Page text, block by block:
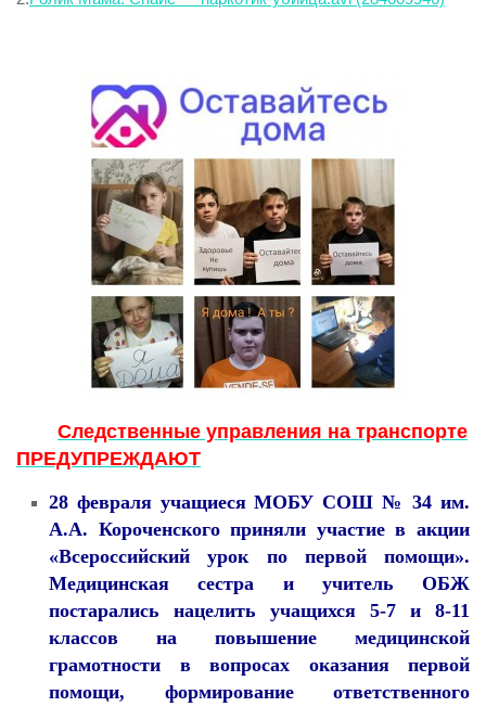
Следственные управления на транспорте
ПРЕДУПРЕЖДАЮТ
28 февраля учащиеся МОБУ СОШ № 34 им.
А.А. Короченского приняли участие в акции
«Всероссийский урок по первой помощи».
Медицинская сестра и учитель ОБЖ
постарались нацелить учащихся 5-7 и 8-11
классов на повышение медицинской
грамотности в вопросах оказания первой
помощи, формирование ответственного